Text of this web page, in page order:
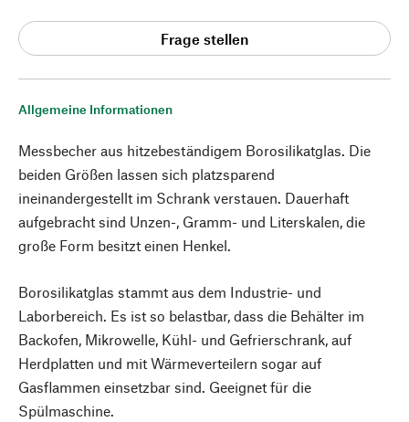
Allgemeine Informationen
Messbecher aus hitzebeständigem Borosilikatglas. Die
beiden Größen lassen sich platzsparend
ineinandergestellt im Schrank verstauen. Dauerhaft
aufgebracht sind Unzen-, Gramm- und Literskalen, die
große Form besitzt einen Henkel.
Borosilikatglas stammt aus dem Industrie- und
Laborbereich. Es ist so belastbar, dass die Behälter im
Backofen, Mikrowelle, Kühl- und Gefrierschrank, auf
Herdplatten und mit Wärmeverteilern sogar auf
Gasflammen einsetzbar sind. Geeignet für die
Spülmaschine.
Frage stellen